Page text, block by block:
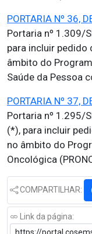
PORTARIA Nº 36,
Portaria nº 1.309/
para incluir
âmbito do
Saúde da Pessoa
PORTARIA Nº 37,
Portaria nº 1.295/
(*), para incluir
no âmbito do
Oncológica
COMPARTILHAR:
Link da página: